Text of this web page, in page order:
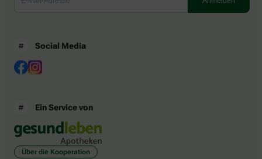
Social Media
Ein Service von
Über die Kooperation